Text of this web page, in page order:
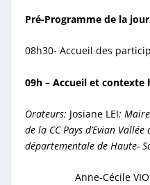
Pré-Programme de la
08h30- Accueil des
09h – Accueil et contexte
Orateurs: Josiane LEI:
de la CC Pays d’Evian Vallée
départementale de Haute-
Anne-Cécile